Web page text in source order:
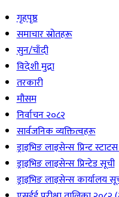
गृहपृष्ठ
समाचार स्रोतहरू
सुन/चाँदी
विदेशी मुद्रा
तरकारी
मौसम
निर्वाचन २०८२
सार्वजनिक व्यक्तित्वहरू
ड्राइभिङ लाइसेन्स प्रिन्ट
ड्राइभिङ लाइसेन्स प्रिन्टेड सूची
ड्राइभिङ लाइसेन्स कार्यालय